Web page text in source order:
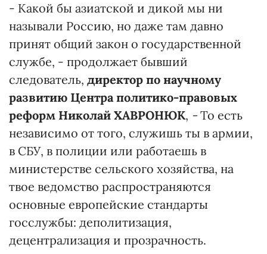
- Какой бы азиатской и дикой мы ни
называли Россию, но даже там давно
принят общий закон о государственной
службе, - продолжает бывший
следователь, директор по научному
развитию Центра политико-правовых
реформ Николай ХАВРОНЮК, - То есть
независимо от того, служишь ты в армии,
в СБУ, в полиции или работаешь в
министерстве сельского хозяйства, на
твое ведомство распространяются
основные европейские стандарты
госслужбы: деполитизация,
децентрализация и прозрачность.